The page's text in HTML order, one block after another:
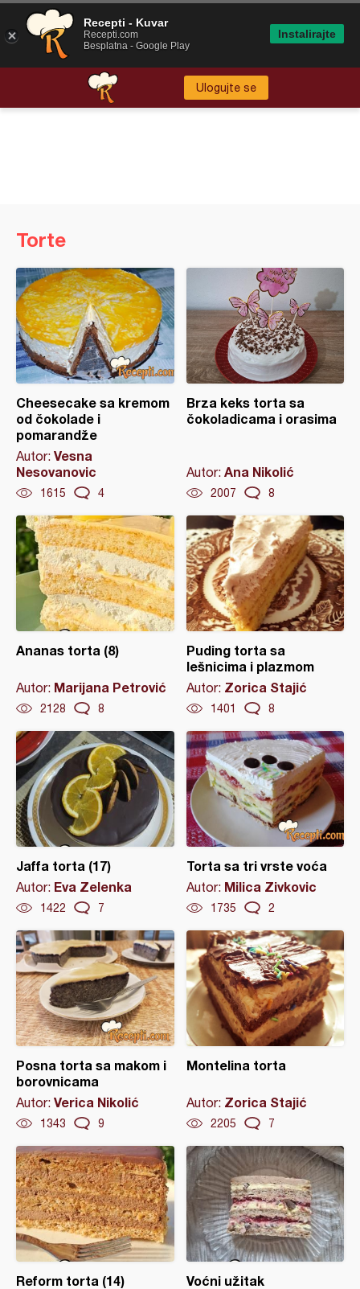
Ulogujte se
Torte
Cheesecake sa kremom
od čokolade i
pomarandže
Autor: Vesna
Nesovanovic
1615 4
Brza keks torta sa
čokoladicama i orasima
Autor: Ana Nikolić
2007 8
Ananas torta (8)
Autor: Marijana Petrović
2128 8
Puding torta sa
lešnicima i plazmom
Autor: Zorica Stajić
1401 8
Jaffa torta (17)
Autor: Eva Zelenka
1422 7
Torta sa tri vrste voća
Autor: Milica Zivkovic
1735 2
Posna torta sa makom i
borovnicama
Autor: Verica Nikolić
1343 9
Montelina torta
Autor: Zorica Stajić
2205 7
Reform torta (14) Voćni užitak
Recepti - Kuvar
Recepti.com
Besplatna - Google Play
Instalirajte